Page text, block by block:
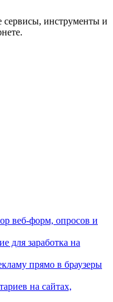
инструменты и
веб-форм, опросов и
для заработка на
прямо в браузеры
на сайтах,